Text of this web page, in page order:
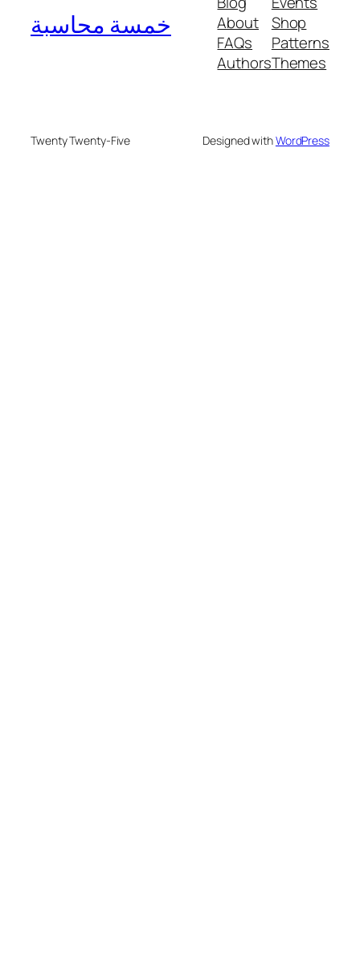
خمسة محاسبة
About
FAQs
Authors
Shop
Patterns
Themes
Twenty Twenty-Five Designed withWordPress